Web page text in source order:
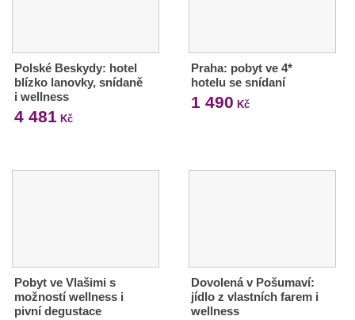
Polské Beskydy: hotel
blízko lanovky, snídaně
i wellness
4 481 Kč
Praha: pobyt ve 4*
hotelu se snídaní
1 490 Kč
Pobyt ve Vlašimi s
možností wellness i
pivní degustace
Dovolená v Pošumaví:
jídlo z vlastních farem i
wellness